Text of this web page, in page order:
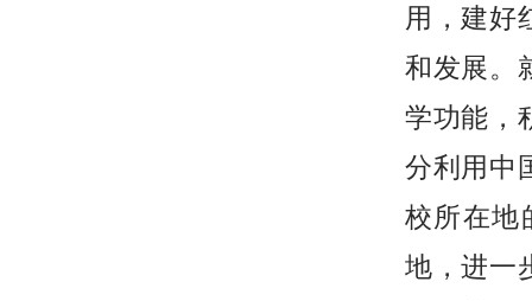
用，建好
和发展。
学功能，
分利用中
校所在地
地，进一